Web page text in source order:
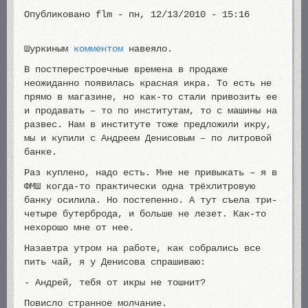
Опубликовано flm - пн, 12/13/2010 - 15:16
Шуркиным комментом навеяло.
В постперестроечные времена в продаже
неожиданно появилась красная икра. То есть не
прямо в магазине, но как-то стали привозить ее
и продавать – то по институтам, то с машины на
развес. Нам в институте тоже предложили икру,
мы и купили с Андреем Денисовым – по литровой
банке.
Раз куплено, надо есть. Мне не привыкать – я в
ФМШ когда-то практически одна трёхлитровую
банку осилила. Но постепенно. А тут съела три-
четыре бутерброда, и больше не лезет. Как-то
нехорошо мне от нее.
Назавтра утром на работе, как собрались все
пить чай, я у Денисова спрашиваю:
- Андрей, тебя от икры не тошнит?
Повисло странное молчание.